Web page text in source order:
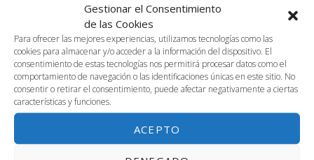
Gestionar el Consentimiento
de las Cookies
Para ofrecer las mejores experiencias, utilizamos tecnologías como las
cookies para almacenar y/o acceder a la información del dispositivo. El
consentimiento de estas tecnologías nos permitirá procesar datos como el
comportamiento de navegación o las identificaciones únicas en este sitio. No
consentir o retirar el consentimiento, puede afectar negativamente a ciertas
características y funciones.
ACEPTO
Impartición de la asignatura Cultura Artística y Sociedad
Posdigital dentro del marco del «Máster Desarrollos
Sociales de la Cultura Artística» perteneciente a la
Facultad de Filosofía y Letras